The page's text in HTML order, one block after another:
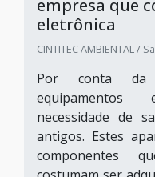
empresa que
eletrônica
CINTITEC AMBIENTAL /
Por conta da
necessidade de
antigos. Estes
componentes